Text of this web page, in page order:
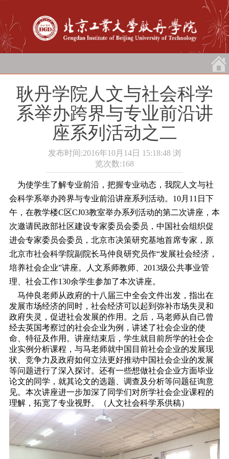
耿丹学院人文与社会科学
系举办跨界与专业前沿讲
座系列活动之二
发布时间:2016年10月14日 15:18:48 浏
览次数:168
为使学生了解专业前沿，把握专业动态，我院人文与社
会科学系举办跨界与专业前沿讲座系列活动。10月11日下
午，在教学楼C区CJ03教室举办系列活动的第二次讲座，本
次邀请民政部社区建设专家委员会委员，中国社会组织促
进会专家委员会委员，北京市决策研究基地首席专家，原
北京市社会科学院副院长马仲良研究员作“发展社会经济，
培养社会企业”讲座。人文系师教师、2013级公共事业管
理、社会工作130余学生参加了本次讲座。
马仲良老师从政府的十八届三中全会文件出发，指出在
发展市场经济的同时，社会经济可以起到弥补市场失灵和
政府失灵，促进社会发展的作用。之后，马老师从自己曾
经去英国考察过的社会企业为例，讲述了社会企业的使
命、特征及作用。讲座结束后，学生就目前所学的社会企
业实例分析课程，与马老师就中国目前社会企业的发展现
状、竞争力及政府如何立法更好推动中国社会企业的发展
等问题进行了深入探讨。还有一些想做社会企业方面毕业
论文的同学，就其论文的选题、调查及分析等问题征询意
见。本次讲座进一步加深了同学们对所学社会企业课程的
理解，拓宽了专业视野。（人文社会科学系供稿）